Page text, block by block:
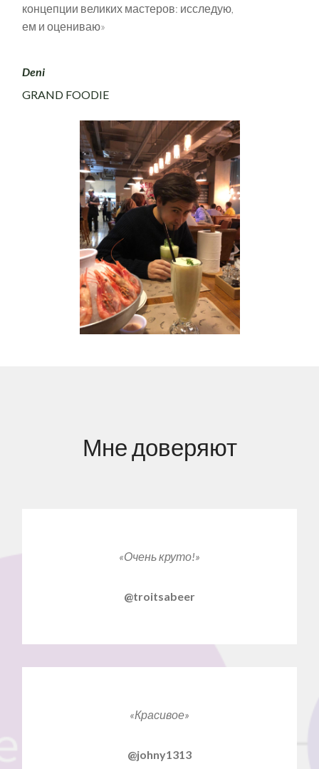
концепции великих мастеров: исследую,
ем и оцениваю»
Deni
GRAND FOODIE
Мне доверяют
«Очень круто!»
@troitsabeer
«Красивое»
@johny1313